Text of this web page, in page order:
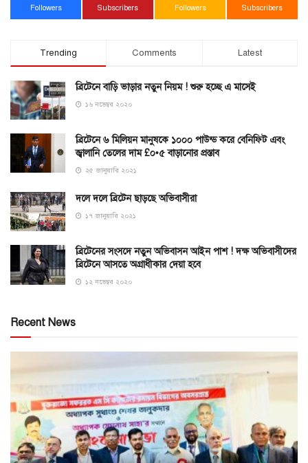
Followers Subscribers Followers Subscribers
Trending Comments Latest
ব্রিটেনে বাড়ি ভাড়ার নতুন নিয়ম ! শুরু হচ্ছে এ মাসেই
১৬ নভেম্বর ২০২০
ব্রিটেনে ৬ মিলিয়ন মানুষকে ১০০০ পাউন্ড করে বেনিফিট এবং
জ্বালানি তেলের দাম £০•৫ বাড়ানোর প্রস্তাব
২৫ জানুয়ারি ২০২১
দলে দলে ব্রিটেন ছাড়ছে অভিবাসীরা
১৭ জানুয়ারি ২০২১
ব্রিটেনের সংসদে নতুন অভিবাসন আইন পাশ ! দক্ষ অভিবাসীদের
ব্রিটেনে আসতে অগ্রাধীকার দেয়া হবে
১২ নভেম্বর ২০২০
Recent News